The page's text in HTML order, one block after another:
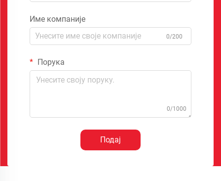
Име компаније
0/200
Порука
0/1000
Подај